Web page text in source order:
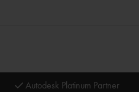
Autodesk Platinum Partner